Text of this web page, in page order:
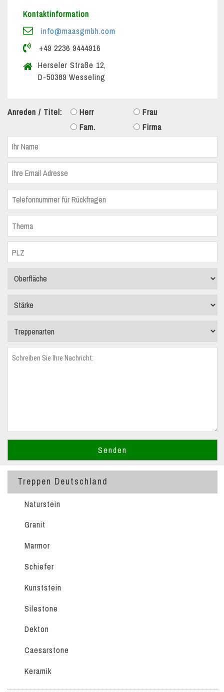
Kontaktinformation
info@maasgmbh.com
+49 2236 9444916
Herseler Straße 12,
D-50389 Wesseling
Anreden / Titel: Herr
Frau
Fam.
Firma
Treppen Deutschland
Naturstein
Granit
Marmor
Schiefer
Kunststein
Silestone
Dekton
Caesarstone
Keramik